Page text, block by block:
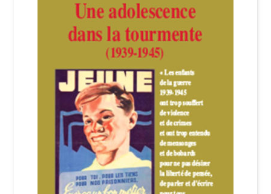
Livres de Philippe Randa
Login Customizer
Nous Contacter
Politique de confidentialité et cookies
Qui sommes-nous ?
Soutien à Philippe Randa
Suivi de la Commande